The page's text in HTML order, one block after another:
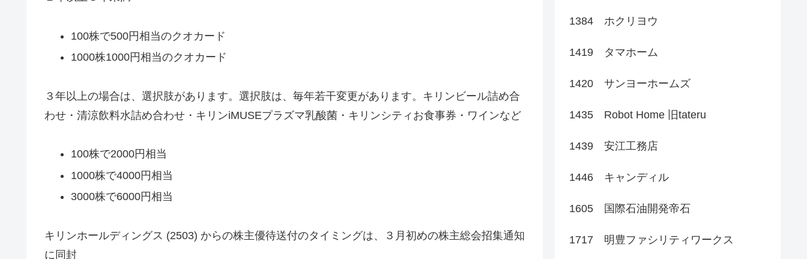
100株で500円相当のクオカード
1000株1000円相当のクオカード
３年以上の場合は、選択肢があります。選択肢は、毎年若干変更があります。キリンビール詰め合
わせ・清涼飲料水詰め合わせ・キリンiMUSEプラズマ乳酸菌・キリンシティお食事券・ワインなど
100株で2000円相当
1000株で4000円相当
3000株で6000円相当
キリンホールディングス (2503) からの株主優待送付のタイミングは、３月初めの株主総会招集通知
に同封
1384 ホクリヨウ
1419 タマホーム
1420 サンヨーホームズ
1435 Robot Home 旧tateru
1439 安江工務店
1446 キャンディル
1605 国際石油開発帝石
1717 明豊ファシリティワークス